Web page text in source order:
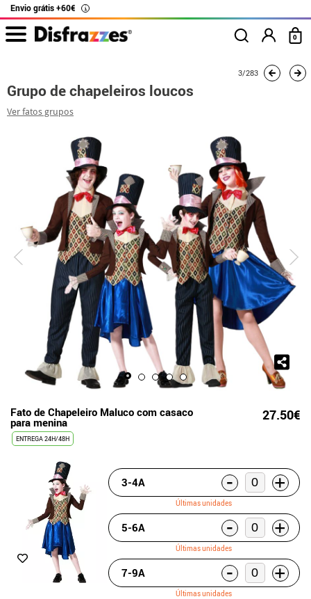
Envio grátis +60€ i
0
Grupo de chapeleiros
3/283
Grupo de chapeleiros loucos
Ver fatos grupos
Fato de Chapeleiro Maluco com casaco
para menina 27.50€
ENTREGA 24H/48H
3-4A - +
Últimas unidades
5-6A - +
Últimas unidades
7-9A - +
Últimas unidades